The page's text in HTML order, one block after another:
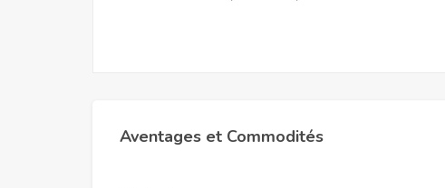
Aventages et Commodités